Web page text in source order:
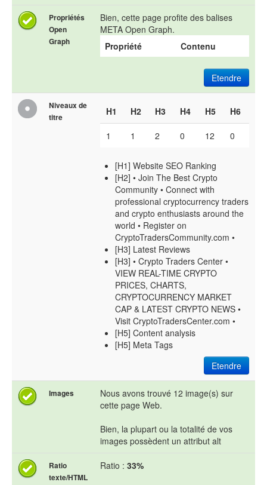
Propriétés
Open
Graph
Bien, cette page profite des balises
META Open Graph.
Propriété
Contenu
Etendre
Niveaux de
titre
H1 H2 H3 H4 H5 H6
1 1 2 0 12 0
[H1] Website SEO Ranking
[H2] • Join The Best Crypto
Community • Connect with
professional cryptocurrency traders
and crypto enthusiasts around the
world • Register on
CryptoTradersCommunity.com •
[H3] Latest Reviews
[H3] • Crypto Traders Center •
VIEW REAL-TIME CRYPTO
PRICES, CHARTS,
CRYPTOCURRENCY MARKET
CAP & LATEST CRYPTO NEWS •
Visit CryptoTradersCenter.com •
[H5] Content analysis
[H5] Meta Tags
Etendre
Images
Nous avons trouvé 12 image(s) sur
cette page Web.
Bien, la plupart ou la totalité de vos
images possèdent un attribut alt
Ratio
texte/HTML
Ratio : 33%